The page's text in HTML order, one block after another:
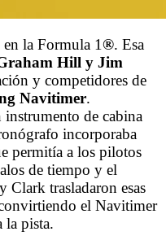
la Formula 1®. Esa
Hill y Jim
y competidores de
Navitimer.
de cabina
incorporaba
permitía a los pilotos
de tiempo y el
trasladaron esas
el Navitimer
la pista.